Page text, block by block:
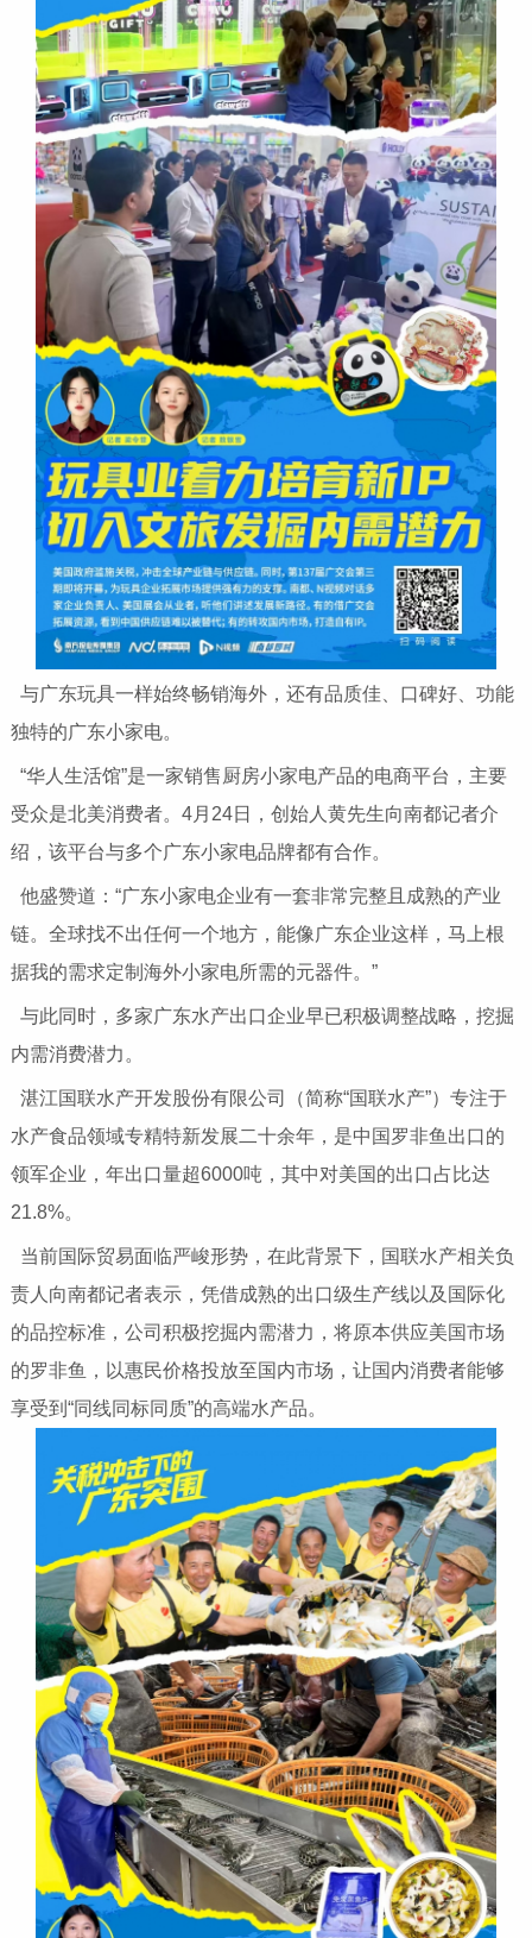
与广东玩具一样始终畅销海外，还有品质佳、口碑好、功能
独特的广东小家电。
“华人生活馆”是一家销售厨房小家电产品的电商平台，主要
受众是北美消费者。4月24日，创始人黄先生向南都记者介
绍，该平台与多个广东小家电品牌都有合作。
他盛赞道：“广东小家电企业有一套非常完整且成熟的产业
链。全球找不出任何一个地方，能像广东企业这样，马上根
据我的需求定制海外小家电所需的元器件。”
与此同时，多家广东水产出口企业早已积极调整战略，挖掘
内需消费潜力。
湛江国联水产开发股份有限公司（简称“国联水产”）专注于
水产食品领域专精特新发展二十余年，是中国罗非鱼出口的
领军企业，年出口量超6000吨，其中对美国的出口占比达
21.8%。
当前国际贸易面临严峻形势，在此背景下，国联水产相关负
责人向南都记者表示，凭借成熟的出口级生产线以及国际化
的品控标准，公司积极挖掘内需潜力，将原本供应美国市场
的罗非鱼，以惠民价格投放至国内市场，让国内消费者能够
享受到“同线同标同质”的高端水产品。